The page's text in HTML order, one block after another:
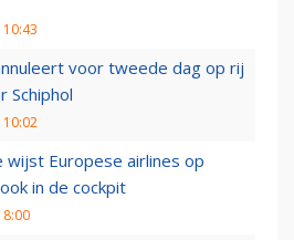
voor tweede dag op rij
Schiphol
10:02
wijst Europese airlines op
in de cockpit
8:00